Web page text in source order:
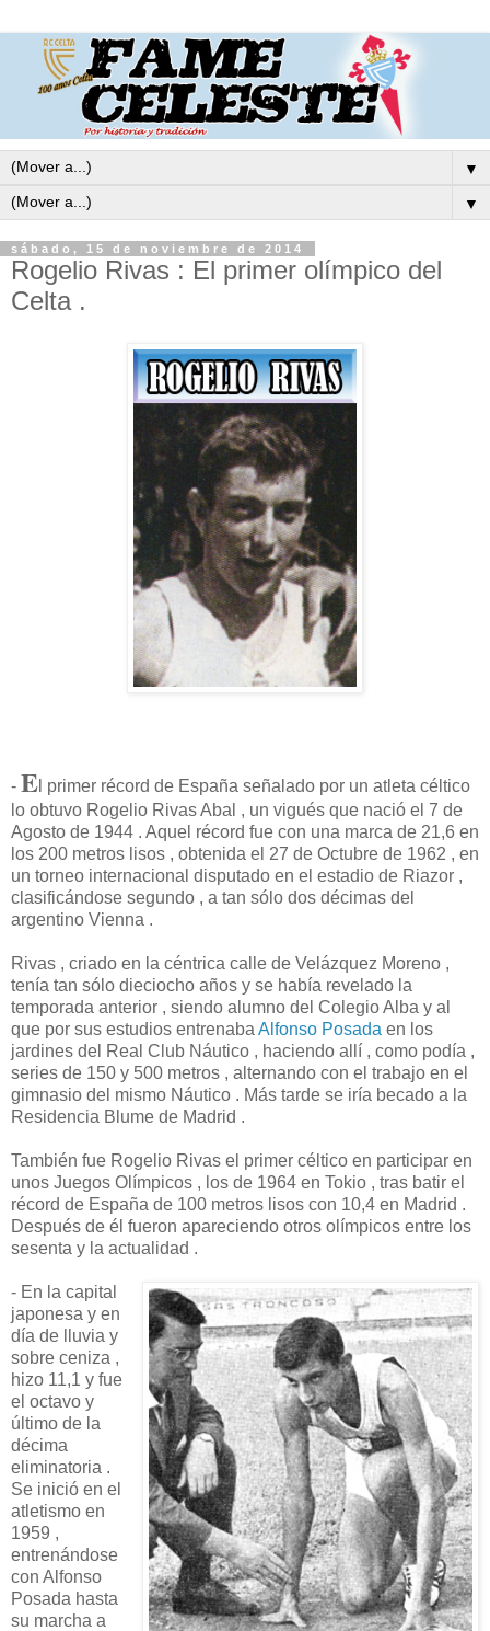
▼
▼
sábado, 15 de noviembre de 2014
Rogelio Rivas : El primer olímpico del
Celta .
- E l primer récord de España señalado por un atleta céltico
lo obtuvo Rogelio Rivas Abal , un vigués que nació el 7 de
Agosto de 1944 . Aquel récord fue con una marca de 21,6 en
los 200 metros lisos , obtenida el 27 de Octubre de 1962 , en
un torneo internacional disputado en el estadio de Riazor ,
clasificándose segundo , a tan sólo dos décimas del
argentino Vienna .
Rivas , criado en la céntrica calle de Velázquez Moreno ,
tenía tan sólo dieciocho años y se había revelado la
temporada anterior , siendo alumno del Colegio Alba y al
que por sus estudios entrenaba Alfonso Posada en los
jardines del Real Club Náutico , haciendo allí , como podía ,
series de 150 y 500 metros , alternando con el trabajo en el
gimnasio del mismo Náutico . Más tarde se iría becado a la
Residencia Blume de Madrid .
También fue Rogelio Rivas el primer céltico en participar en
unos Juegos Olímpicos , los de 1964 en Tokio , tras batir el
récord de España de 100 metros lisos con 10,4 en Madrid .
Después de él fueron apareciendo otros olímpicos entre los
sesenta y la actualidad .
- En la capital
japonesa y en
día de lluvia y
sobre ceniza ,
hizo 11,1 y fue
el octavo y
último de la
décima
eliminatoria .
Se inició en el
atletismo en
1959 ,
entrenándose
con Alfonso
Posada hasta
su marcha a